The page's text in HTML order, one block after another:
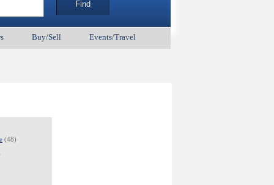
Buy/Sell Events/Travel
(48)